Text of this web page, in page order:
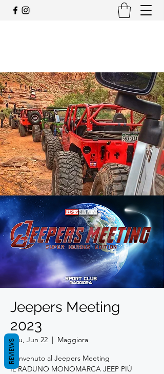
Jeepers Meeting
2023
Thu, Jun 22
  |
Maggiora
Benvenuto al Jeepers Meeting
IL RADUNO MONOMARCA JEEP PIÙ
REVIEWS